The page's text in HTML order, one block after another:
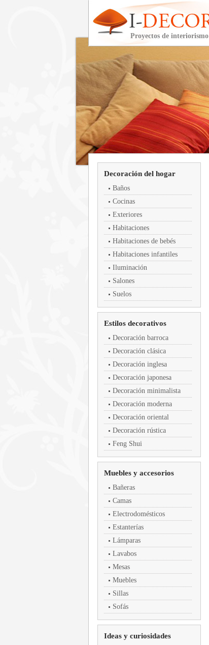
Proyectos de interiorismo
Decoración del hogar
Baños
Cocinas
Exteriores
Habitaciones
Habitaciones de bebés
Habitaciones infantiles
Iluminación
Salones
Suelos
Estilos decorativos
Decoración barroca
Decoración clásica
Decoración inglesa
Decoración japonesa
Decoración minimalista
Decoración moderna
Decoración oriental
Decoración rústica
Feng Shui
Muebles y accesorios
Bañeras
Camas
Electrodomésticos
Estanterías
Lámparas
Lavabos
Mesas
Muebles
Sillas
Sofás
Ideas y curiosidades